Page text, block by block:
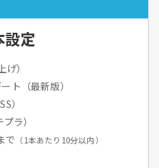
設定
）
ト（最新版）
）
ラ）
で （1本あたり10分以内）